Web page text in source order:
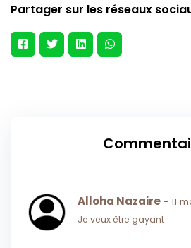
Partager sur les réseaux
Alloha Nazaire - 11
Je veux être gayant